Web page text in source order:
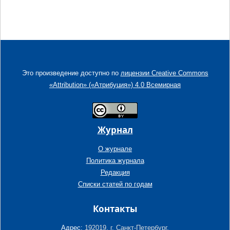
Это произведение доступно по лицензии Creative Commons
«Attribution» («Атрибуция») 4.0 Всемирная
Журнал
О журнале
Политика журнала
Редакция
Списки статей по годам
Контакты
Адрес: 192019, г. Санкт-Петербург,